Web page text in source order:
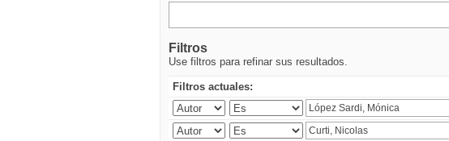
Filtros
Use filtros para refinar sus resultados.
Filtros actuales: